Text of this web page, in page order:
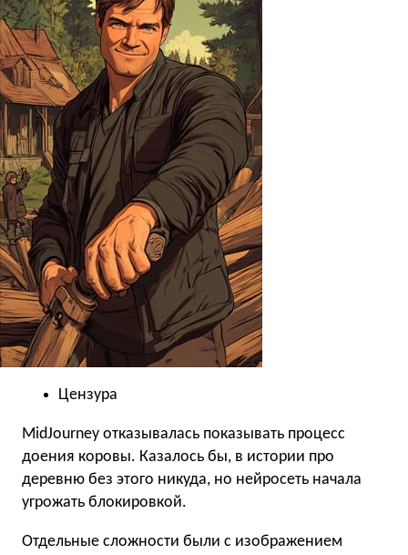
Цензура
MidJourney отказывалась показывать процесс
доения коровы. Казалось бы, в истории про
деревню без этого никуда, но нейросеть начала
угрожать блокировкой.
Отдельные сложности были с изображением